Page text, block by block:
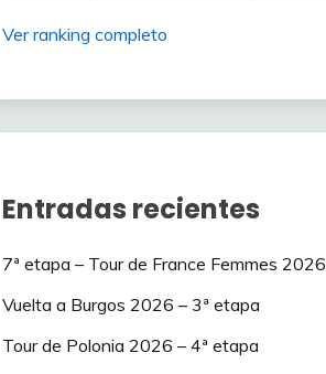
Ver ranking completo
Entradas recientes
7ª etapa – Tour de France Femmes 2026
Vuelta a Burgos 2026 – 3ª etapa
Tour de Polonia 2026 – 4ª etapa